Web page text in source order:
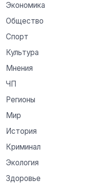
Экономика
Общество
Спорт
Культура
Мнения
ЧП
Регионы
Мир
История
Криминал
Экология
Здоровье